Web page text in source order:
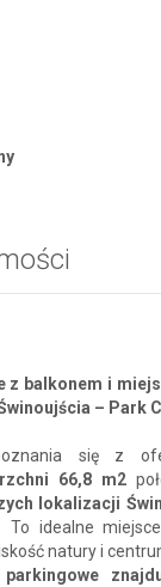
z balkonem i
– Park
się z
66,8 m2
lokalizacji
To idealne
natury i
parkingowe